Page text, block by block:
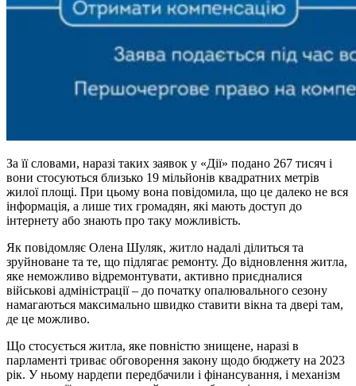
За її словами, наразі таких заявок у «Дії» подано 267 тисяч і
вони стосуються близько 19 мільйонів квадратних метрів
жилої площі. При цьому вона повідомила, що це далеко не вся
інформація, а лише тих громадян, які мають доступ до
інтернету або знають про таку можливість.
Як повідомляє Олена Шуляк, житло надалі ділиться та
зруйноване та те, що підлягає ремонту. До відновлення житла,
яке неможливо відремонтувати, активно приєдналися
військові адміністрації – до початку опалювального сезону
намагаються максимально швидко ставити вікна та двері там,
де це можливо.
Що стосується житла, яке повністю знищене, наразі в
парламенті триває обговорення закону щодо бюджету на 2023
рік. У ньому нардепи передбачили і фінансування, і механізм